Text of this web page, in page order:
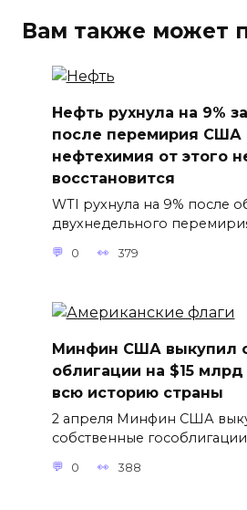
Вам также может
Нефть рухнула на 9%
после перемирия США
нефтехимия от этого
восстановится
WTI рухнула на 9% после
двухнедельного
0 379
Минфин США выкупил
облигации на $15
всю историю страны
2 апреля Минфин США
собственные гособлигации
0 388